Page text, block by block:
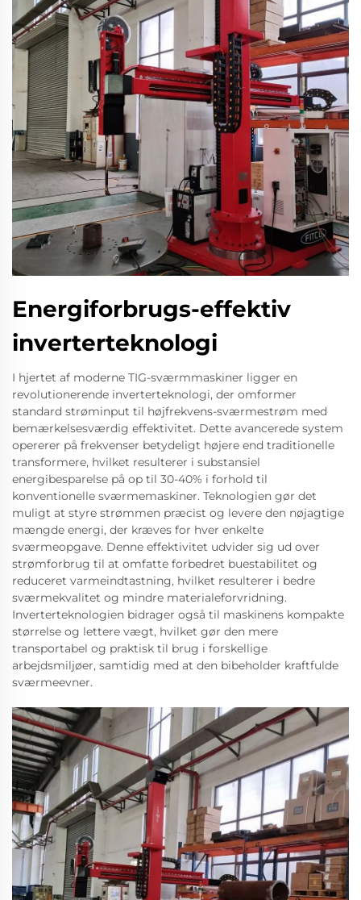
Energiforbrugs-effektiv
inverterteknologi
I hjertet af moderne TIG-sværmmaskiner ligger en
revolutionerende inverterteknologi, der omformer
standard strøminput til højfrekvens-sværmestrøm med
bemærkelsesværdig effektivitet. Dette avancerede system
opererer på frekvenser betydeligt højere end traditionelle
transformere, hvilket resulterer i substansiel
energibesparelse på op til 30-40% i forhold til
konventionelle sværmemaskiner. Teknologien gør det
muligt at styre strømmen præcist og levere den nøjagtige
mængde energi, der kræves for hver enkelte
sværmeopgave. Denne effektivitet udvider sig ud over
strømforbrug til at omfatte forbedret buestabilitet og
reduceret varmeindtastning, hvilket resulterer i bedre
sværmekvalitet og mindre materialeforvridning.
Inverterteknologien bidrager også til maskinens kompakte
størrelse og lettere vægt, hvilket gør den mere
transportabel og praktisk til brug i forskellige
arbejdsmiljøer, samtidig med at den bibeholder kraftfulde
sværmeevner.